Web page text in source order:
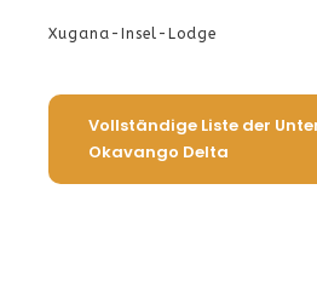
Xugana-Insel-Lodge
Vollständige Liste der
Okavango Delta